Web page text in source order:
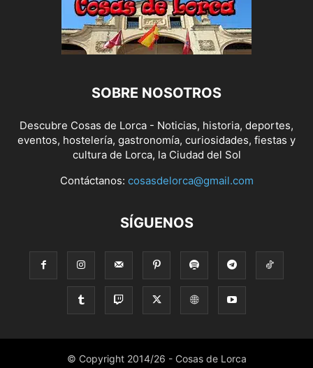
SOBRE NOSOTROS
Descubre Cosas de Lorca - Noticias, historia, deportes,
eventos, hostelería, gastronomía, curiosidades, fiestas y
cultura de Lorca, la Ciudad del Sol
Contáctanos: cosasdelorca@gmail.com
SÍGUENOS
© Copyright 2014/26 - Cosas de Lorca